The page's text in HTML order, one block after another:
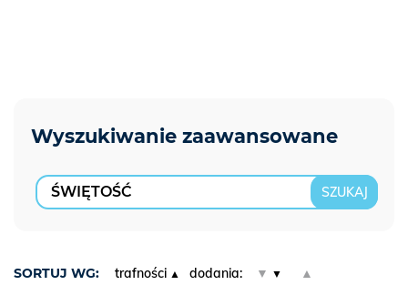
SORTUJ WG: trafności dodania: ▼ ▲